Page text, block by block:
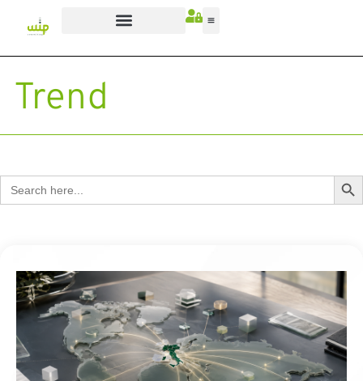
Trend
Search
for: